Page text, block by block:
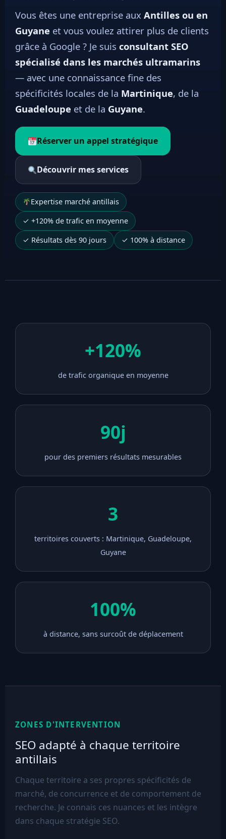
Vous êtes une entreprise aux Antilles ou en
Guyane et vous voulez attirer plus de clients
grâce à Google ? Je suis consultant SEO
spécialisé dans les marchés ultramarins
— avec une connaissance fine des
spécificités locales de la Martinique, de la
Guadeloupe et de la Guyane.
Réserver un appel stratégique
Découvrir mes services
Expertise marché antillais
✓ +120% de trafic en moyenne
✓ Résultats dès 90 jours
✓ 100% à distance
+120%
de trafic organique en moyenne
90j
pour des premiers résultats mesurables
3
territoires couverts : Martinique, Guadeloupe,
Guyane
100%
à distance, sans surcoût de déplacement
ZONES D'INTERVENTION
SEO adapté à chaque territoire
antillais
Chaque territoire a ses propres spécificités de
marché, de concurrence et de comportement de
recherche. Je connais ces nuances et les intègre
dans chaque stratégie SEO.